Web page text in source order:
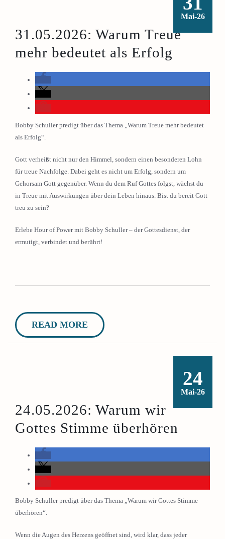
Mai-26
31.05.2026: Warum Treue
mehr bedeutet als Erfolg
Bobby Schuller predigt über das Thema „Warum Treue mehr bedeutet
als Erfolg“.
Gott verheißt nicht nur den Himmel, sondern einen besonderen Lohn
für treue Nachfolge. Dabei geht es nicht um Erfolg, sondern um
Gehorsam Gott gegenüber. Wenn du dem Ruf Gottes folgst, wächst du
in Treue mit Auswirkungen über dein Leben hinaus. Bist du bereit Gott
treu zu sein?
Erlebe Hour of Power mit Bobby Schuller – der Gottesdienst, der
ermutigt, verbindet und berührt!
READ MORE
24
Mai-26
24.05.2026: Warum wir
Gottes Stimme überhören
Bobby Schuller predigt über das Thema „Warum wir Gottes Stimme
überhören“.
Wenn die Augen des Herzens geöffnet sind, wird klar, dass jeder